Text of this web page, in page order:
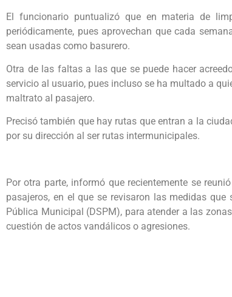
El funcionario puntualizó que en materia de
periódicamente, pues aprovechan que cada
sean usadas como basurero.
Otra de las faltas a las que se puede hacer
servicio al usuario, pues incluso se ha multado a
maltrato al pasajero.
Precisó también que hay rutas que entran a la
por su dirección al ser rutas intermunicipales.
Por otra parte, informó que recientemente se
pasajeros, en el que se revisaron las medidas
Pública Municipal (DSPM), para atender a las
cuestión de actos vandálicos o agresiones.